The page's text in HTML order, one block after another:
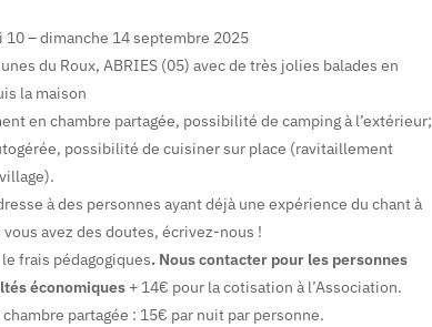
10 – dimanche 14 septembre 2025
du Roux, ABRIES (05) avec de très jolies balades en
la maison
en chambre partagée, possibilité de camping à l’extérieur;
possibilité de cuisiner sur place (ravitaillement
à des personnes ayant déjà une expérience du chant à
avez des doutes, écrivez-nous !
frais pédagogiques. Nous contacter pour les personnes
économiques + 14€ pour la cotisation à l’Association.
partagée : 15€ par nuit par personne.